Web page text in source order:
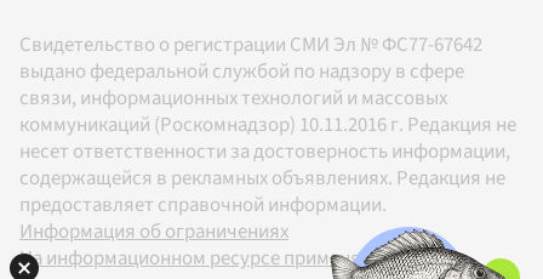
Свидетельство о регистрации СМИ Эл № ФС77-67642
выдано федеральной службой по надзору в сфере
связи, информационных технологий и массовых
коммуникаций (Роскомнадзор) 10.11.2016 г. Редакция не
несет ответственности за достоверность информации,
содержащейся в рекламных объявлениях. Редакция не
предоставляет справочной информации.
Информация об ограничениях
На информационном ресурсе применяются